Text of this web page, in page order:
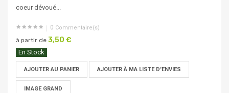
coeur dévoué...
0 Commentaire(s)
à partir de 3,50 €
En Stock
AJOUTER AU PANIER AJOUTER À MA LISTE D'ENVIES
IMAGE GRAND